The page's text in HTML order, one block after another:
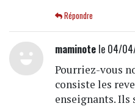
Répondre
maminotele 04/04/
Pourriez-vous
consiste les
enseignants. Ils